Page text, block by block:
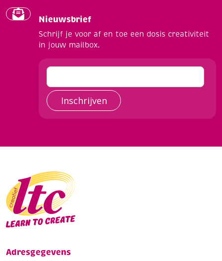
Nieuwsbrief
Schrijf je voor af en toe een dosis creativiteit
in jouw mailbox.
Inschrijven
Adresgegevens